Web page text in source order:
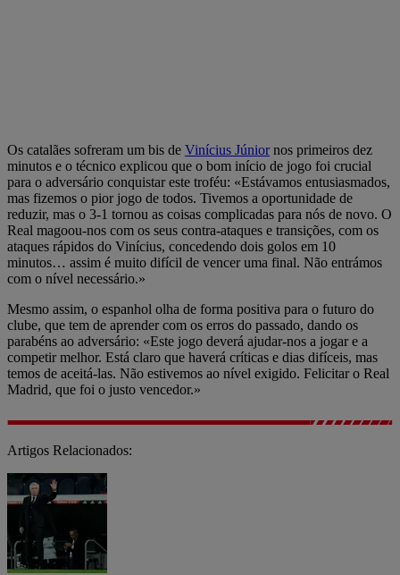
Os catalães sofreram um bis de Vinícius Júniornos primeiros dez
minutos e o técnico explicou que o bom início de jogo foi crucial
para o adversário conquistar este troféu: «Estávamos entusiasmados,
mas fizemos o pior jogo de todos. Tivemos a oportunidade de
reduzir, mas o 3-1 tornou as coisas complicadas para nós de novo. O
Real magoou-nos com os seus contra-ataques e transições, com os
ataques rápidos do Vinícius, concedendo dois golos em 10
minutos… assim é muito difícil de vencer uma final. Não entrámos
com o nível necessário.»
Mesmo assim, o espanhol olha de forma positiva para o futuro do
clube, que tem de aprender com os erros do passado, dando os
parabéns ao adversário: «Este jogo deverá ajudar-nos a jogar e a
competir melhor. Está claro que haverá críticas e dias difíceis, mas
temos de aceitá-las. Não estivemos ao nível exigido. Felicitar o Real
Madrid, que foi o justo vencedor.»
Artigos Relacionados: